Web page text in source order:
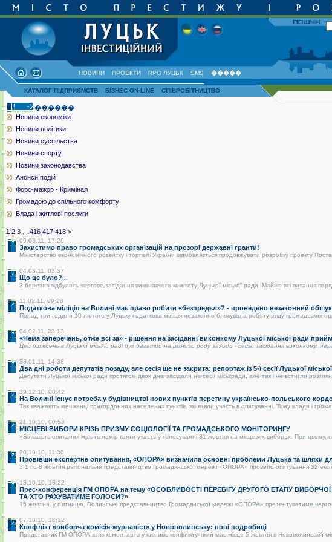
НОВИНИ ПРОЕКТИ ПРО ЛУЦЬК SMS �����
КАТАЛОГ ПІДПРИЄМСТВ БІЗНЕС ON-LINE СПІВРОБІТНИЦТВО
������
Новини економіки
Новини політики
Новини суспільства
Новини спорту
Новини законодавства
Анонси подій
Форс-мажор - Кримінал
Громадою до спільного комфорту
Влада і житлові послуги
1 2 3 416 417 418 >
09.03.11, 17:26
Захистимо право громадських організацій на прозорі державні гранти!
Міністерство економічного розвитку і торгівлі України відмовляється продовжувати розробку проекту
04.03.11, 03:37
Що це було?...
3 березня відбулось чергове засідання виконавчого комітету Луцької міської ради. Майже всі питання
11.02.11, 09:28
Податкова міліція на Волині має право робити «безпредєл»? - проведено незаконний обшук
Понад три години 10 лютого у Луцьку податкова міліція незаконно блокувала роботу ряду громадських
04.02.11, 23:13
«Нема заперечень, отже всі за» - рішення на засіданні виконкому Луцької міської ради
Цей тиждень в Луцькій міській раді був багатий на різного роду заходи - сесія, засідання виконкому,
28.01.11, 14:38
Два дні роботи депутатів позаду, але сесія ще не закрита: репортаж із 5-ї сесії Луцької
Депутати Луцької міської ради протягом двох днів засідали на сесії міськради, але так і не встигли
29.12.10, 00:42
На Волині існує потреба у будівництві нових пунктів перетину українсько-польського
Так вважають мешканці прикордонних населених пунктів, які взяли участь в опитуванні. Тому влада і
21.10.10, 00:53
МІСЦЕВІ ВИБОРИ КРІЗЬ ПРИЗМУ СОЦІОЛОГІЇ ТА ГРОМАДСЬКОГО МОНІТОРИНГУ
«Більшість опитаних мають намір взяти участь у голосуванні 31 жовтня на місцевих виборах. При цьому,
20.10.10, 11:30
Провівши експертне опитування, «ОПОРА» визначила основні проблеми Луцька та шляхи
З 1 по 8 жовтня регіональне представництво Громадянської мережі «ОПОРА» провело опитування 32
13.10.10, 18:22
Прес-конференція ГМ ОПОРА на тему «ОСОБЛИВОСТІ ПЕРЕБІГУ ДРУГОГО ЕТАПУ
ТА ХТО РАХУВАТИМЕ ГОЛОСИ?»
15 жовтня, у п’ятницю, Волинське представництво Громадянської мережі «ОПОРА» презентуватиме
07.10.10, 16:12
Конфлікт «виборча комісія-журналіст» у Нововолинську: нові подробиці
Представник ГМ ОПОРА взяв коментарі в учасників конфлікту, який мав місце 5 жовтня в Нововолинській